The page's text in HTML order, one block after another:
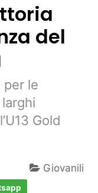
del
le
Gold
Giovanili